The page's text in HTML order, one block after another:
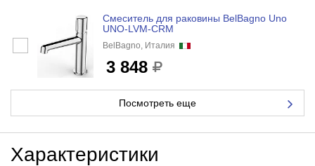
Смеситель для раковины BelBagno Uno
UNO-LVM-CRM
BelBagno, Италия
3 848
Посмотреть еще
Характеристики